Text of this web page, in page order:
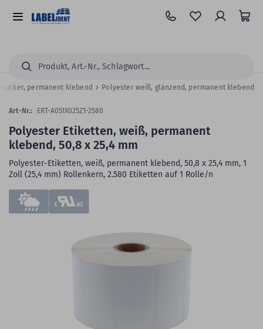
Hauptinhalt
springen
Alle
Suchen...
permanent klebend Polyester weiß, glänzend, permanent klebend
Zum
Ende
der
Skip
the
Polyester Etiketten, weiß, permanent
klebend, 50,8 x 25,4 mm
Polyester-Etiketten, weiß, permanent klebend, 50,8 x 25,4 mm, 1
Zoll (25,4 mm) Rollenkern, 2.580 Etiketten auf 1 Rolle/n
Art-Nr.: ERT-A051X025Z1-2580